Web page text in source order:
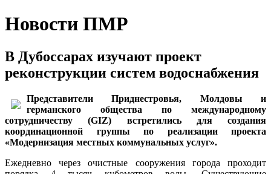
Новости ПМР
В Дубоссарах изучают проект
реконструкции систем водоснабжения
Представители Приднестровья, Молдовы и
германского общества по международному
сотрудничеству (GIZ) встретились для создания
координационной группы по реализации проекта
«Модернизация местных коммунальных услуг».
Ежедневно через очистные сооружения города проходит